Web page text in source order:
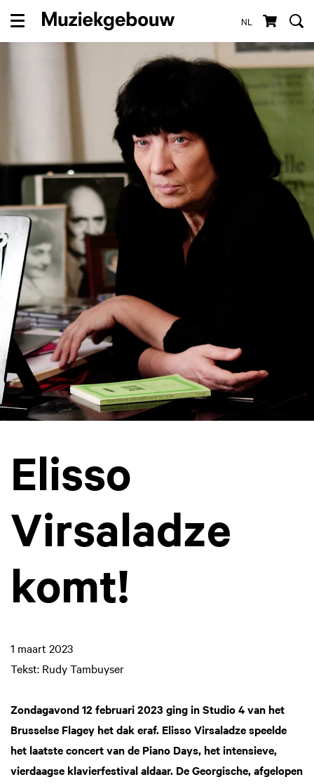
NL
Menu
Elisso
Virsaladze
komt!
1 maart 2023
Tekst: Rudy Tambuyser
Zondagavond 12 februari 2023 ging in Studio 4 van het
Brusselse Flagey het dak eraf. Elisso Virsaladze speelde
het laatste concert van de Piano Days, het intensieve,
vierdaagse klavierfestival aldaar. De Georgische, afgelopen